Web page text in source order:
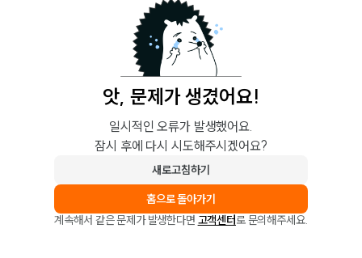
앗, 문제가 생겼어요!
일시적인 오류가 발생했어요.
잠시 후에 다시 시도해주시겠어요?
새로고침하기
홈으로 돌아가기
계속해서 같은 문제가 발생한다면 고객센터로 문의해주세요.